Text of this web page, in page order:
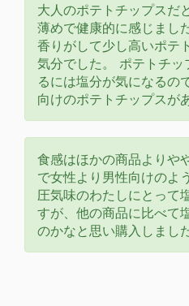
大人のポテトチップスだ
薄めで健康的に感じまし
香りがして少し高いポテ
気分でした。 ポテトチ
るには塩分が気になるの
向けのポテトチップスが
食感はほかの商品よりや
で女性より男性向けのよ
圧気味のわたしにとって
すが、他の商品に比べて
のかなと思い購入しました